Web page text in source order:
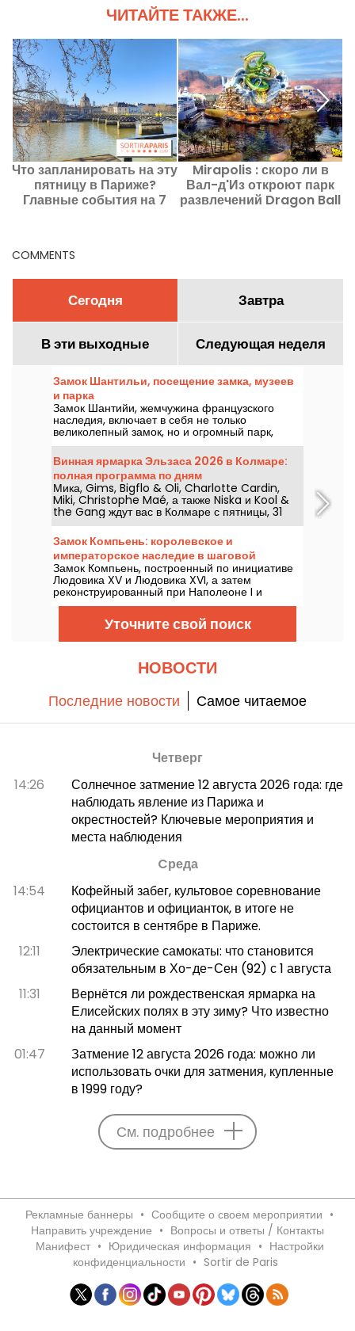
ЧИТАЙТЕ ТАКЖЕ...
Что запланировать на эту
пятницу в Париже?
Главные события на 7
Mirapolis : скоро ли в
Вал-д'Из откроют парк
развлечений Dragon Ball
COMMENTS
Сегодня Завтра
В эти выходные Следующая неделя
Замок Шантильи, посещение замка, музеев
и парка
Замок Шантийи, жемчужина французского
наследия, включает в себя не только
великолепный замок, но и огромный парк,
Музей Конде и Гранд-Экюри, где также
находится Музей шевалье.
Винная ярмарка Эльзаса 2026 в Колмаре:
полная программа по дням
Мика, Gims, Bigflo & Oli, Charlotte Cardin,
Miki, Christophe Maé, а также Niska и Kool &
the Gang ждут вас в Колмаре с пятницы, 31
июля по воскресенье, 9 августа 2026 года в
рамках фестиваля вина Эльзаса 2026 года.
Ознакомьтесь с полной программой по дням!
Замок Компьень: королевское и
императорское наследие в шаговой
доступности
Замок Компьень, построенный по инициативе
Людовика XV и Людовика XVI, а затем
реконструированный при Наполеоне I и
Наполеоне III, - это живая страница
французской истории. Расположенная в
городе Компьень, в 80 километрах от Парижа,
эта архитектурная жемчужина является одной
резиденций Франции, наряду с Версалем и
Уточните свой поиск
НОВОСТИ
Последние новости Самое читаемое
Четверг
14:26
Солнечное затмение 12 августа 2026 года: где
наблюдать явление из Парижа и
окрестностей? Ключевые мероприятия и
места наблюдения
Cреда
14:54
Кофейный забег, культовое соревнование
официантов и официанток, в итоге не
состоится в сентябре в Париже.
12:11
Электрические самокаты: что становится
обязательным в Хо-де-Сен (92) с 1 августа
11:31
Вернётся ли рождественская ярмарка на
Елисейских полях в эту зиму? Что известно
на данный момент
01:47
Затмение 12 августа 2026 года: можно ли
использовать очки для затмения, купленные
в 1999 году?
См. подробнее
Рекламные баннеры • Сообщите о своем мероприятии •
Направить учреждение • Вопросы и ответы / Контакты
Манифест • Юридическая информация • Настройки
конфиденциальности • Sortir de Paris